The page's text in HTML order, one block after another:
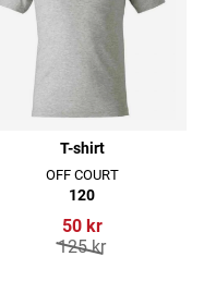
T-shirt
OFF COURT
120
50 kr
125 kr